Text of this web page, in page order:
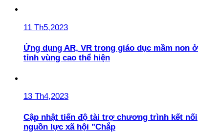
11 Th5,2023
Ứng dụng AR, VR trong giáo dục mầm non ở
tỉnh vùng cao thể hiện
13 Th4,2023
Cập nhật tiến độ tài trợ chương trình kết nối
nguồn lực xã hội "Chắp